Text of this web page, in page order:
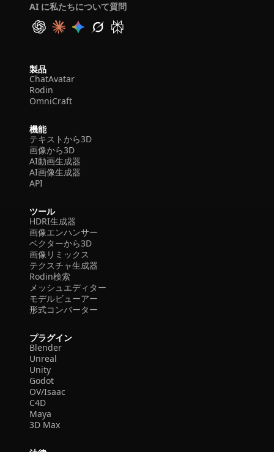
AI に私たちについて質問
製品
ChatAvatar
Rodin
OmniCraft
機能
テキストから3D
画像から3D
AI動画生成器
AI画像生成器
API
ツール
HDRI生成器
画像エンハンサー
ベクターから3D
画像リミックス
テクスチャ生成器
Rodin検索
メッシュエディター
モデルビューアー
形式コンバーター
プラグイン
Blender
Unreal
Unity
Godot
OV/Isaac
C4D
Maya
3D Max